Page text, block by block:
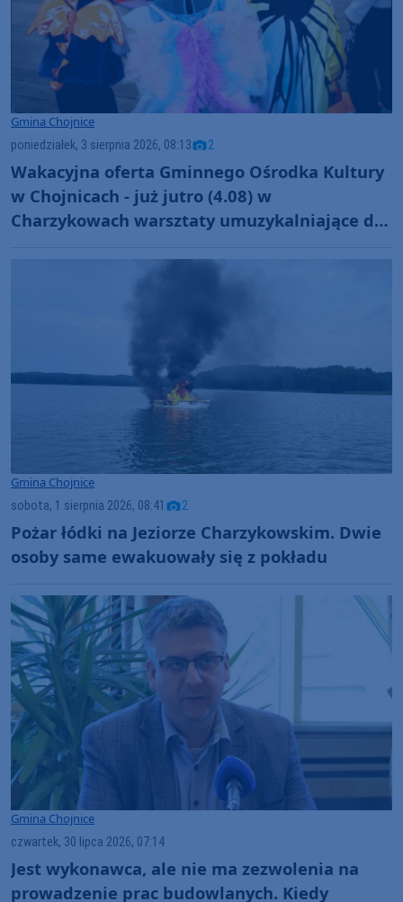
Gmina Chojnice
poniedziałek, 3 sierpnia 2026, 08:13 2
Wakacyjna oferta Gminnego Ośrodka Kultury
w Chojnicach - już jutro (4.08) w
Charzykowach warsztaty umuzykalniające dla
Gmina Chojnice
sobota, 1 sierpnia 2026, 08:41 2
Pożar łódki na Jeziorze Charzykowskim. Dwie
osoby same ewakuowały się z pokładu
Gmina Chojnice
czwartek, 30 lipca 2026, 07:14
Jest wykonawca, ale nie ma zezwolenia na
prowadzenie prac budowlanych. Kiedy